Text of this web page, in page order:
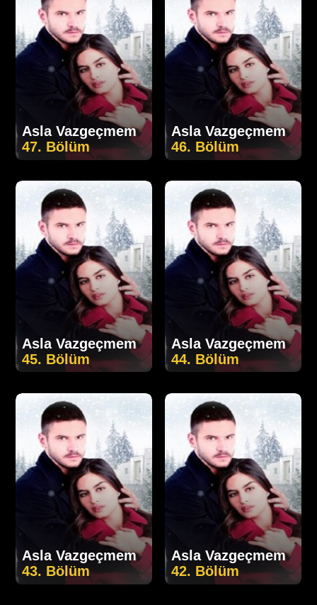
Asla Vazgeçmem
47. Bölüm
Asla Vazgeçmem
46. Bölüm
Asla Vazgeçmem
45. Bölüm
Asla Vazgeçmem
44. Bölüm
Asla Vazgeçmem
43. Bölüm
Asla Vazgeçmem
42. Bölüm